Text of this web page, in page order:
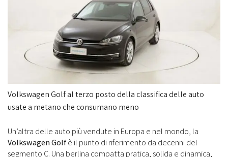
Volkswagen Golf al terzo posto della classifica delle auto
usate a metano che consumano meno
Un’altra delle auto più vendute in Europa e nel mondo, la
Volkswagen Golfè il punto di riferimento da decenni del
segmento C. Una berlina compatta pratica, solida e dinamica,